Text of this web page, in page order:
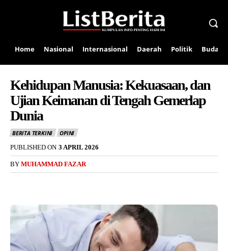
Home Nasional Internasional Daerah Politik Budaya
Kehidupan Manusia: Kekuasaan, dan
Ujian Keimanan di Tengah Gemerlap
Dunia
BERITA TERKINI
OPINI
PUBLISHED ON 3 APRIL 2026
BY MUHAMMAD FAZAR